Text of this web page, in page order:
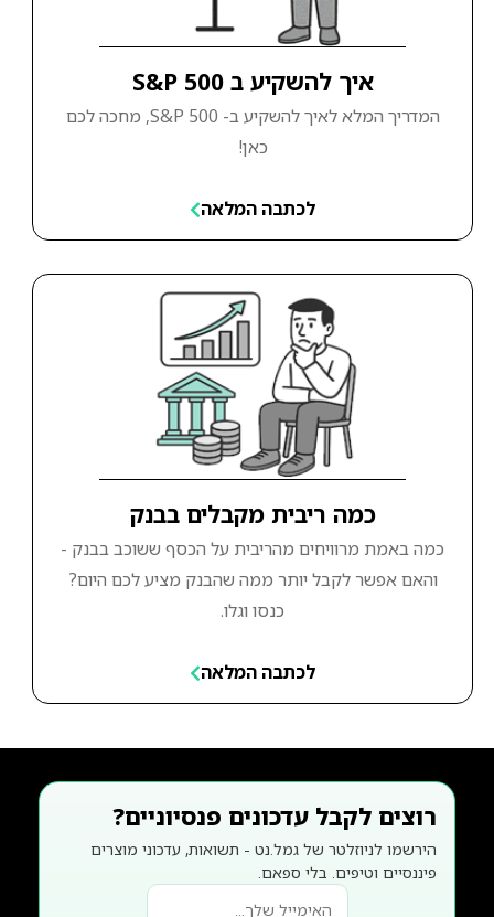
איך להשקיע ב S&P 500
המדריך המלא לאיך להשקיע ב- S&P 500, מחכה לכם
כאן!
לכתבה המלאה
כמה ריבית מקבלים בבנק
כמה באמת מרוויחים מהריבית על הכסף ששוכב בבנק -
והאם אפשר לקבל יותר ממה שהבנק מציע לכם היום?
כנסו וגלו.
לכתבה המלאה
רוצים לקבל עדכונים פנסיוניים?
הירשמו לניוזלטר של גמל.נט - תשואות, עדכוני מוצרים
פיננסיים וטיפים. בלי ספאם.